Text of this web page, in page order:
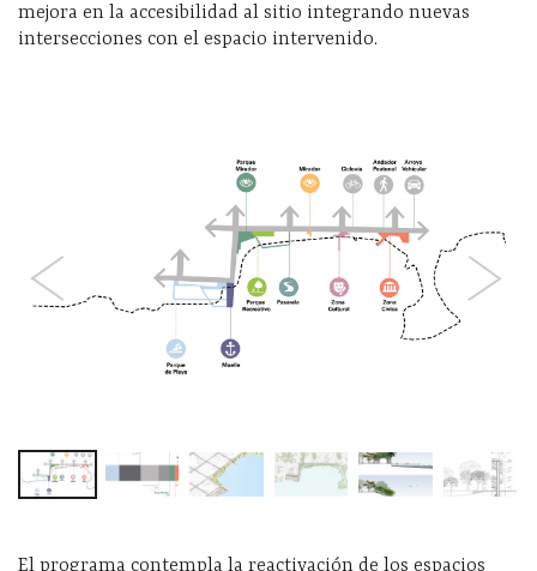
mejora en la accesibilidad al sitio integrando nuevas
intersecciones con el espacio intervenido.
El programa contempla la reactivación de los espacios